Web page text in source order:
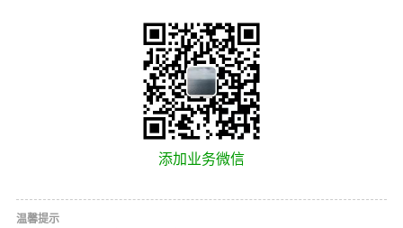
添加业务微信
温馨提示